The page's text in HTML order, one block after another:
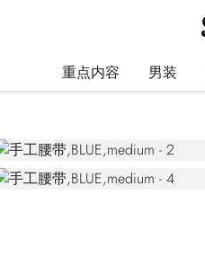
重点内容 男装